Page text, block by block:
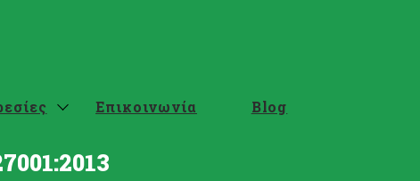
Επικοινωνία Blog